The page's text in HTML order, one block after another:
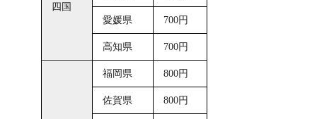
四国
愛媛県 700円
高知県 700円
福岡県 800円
佐賀県 800円